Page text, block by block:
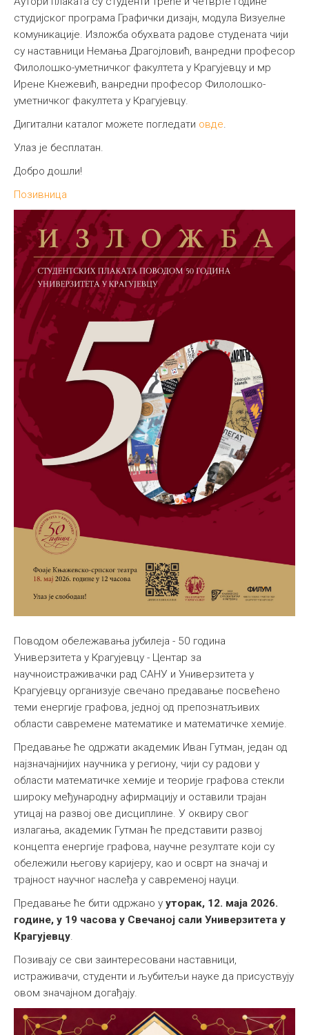
студијског програма Графички дизајн, модула Визуелне
комуникације. Изложба обухвата радове студената чији
су наставници Немања Драгојловић, ванредни професор
Филолошко-уметничког факултета у Крагујевцу и мр
Ирене Кнежевић, ванредни професор Филолошко-
уметничког факултета у Крагујевцу.
Дигитални каталог можете погледати овде.
Улаз је бесплатан.
Добро дошли!
Позивница
Поводом обележавања јубилеја - 50 година
Универзитета у Крагујевцу - Центар за
научноистраживачки рад САНУ и Универзитета у
Крагујевцу организује свечано предавање посвећено
теми енергије графова, једној од препознатљивих
области савремене математике и математичке хемије.
Предавање ће одржати академик Иван Гутман, један од
најзначајнијих научника у региону, чији су радови у
области математичке хемије и теорије графова стекли
широку међународну афирмацију и оставили трајан
утицај на развој ове дисциплине. У оквиру свог
излагања, академик Гутман ће представити развој
концепта енергије графова, научне резултате који су
обележили његову каријеру, као и осврт на значај и
трајност научног наслеђа у савременој науци.
Предавање ће бити одржано у уторак, 12. мајa 2026.
године, у 19 часова у Свечаној сали Универзитета у
Крагујевцу.
Позивају се сви заинтересовани наставници,
истраживачи, студенти и љубитељи науке да присуствују
овом значајном догађају.